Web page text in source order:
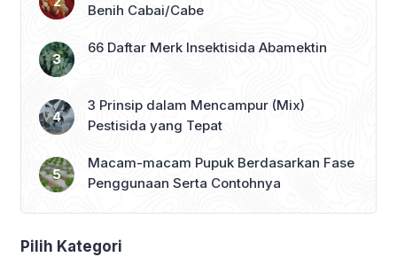
Benih Cabai/Cabe
66 Daftar Merk Insektisida Abamektin
3 Prinsip dalam Mencampur (Mix)
Pestisida yang Tepat
Macam-macam Pupuk Berdasarkan Fase
Penggunaan Serta Contohnya
Pilih Kategori